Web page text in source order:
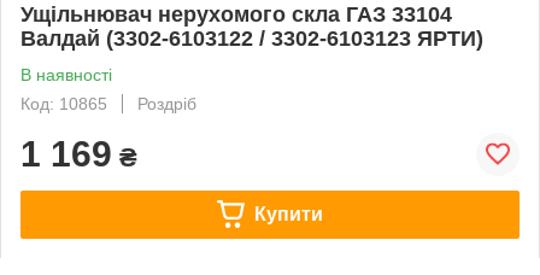
Ущільнювач нерухомого скла ГАЗ 33104
Валдай (3302-6103122 / 3302-6103123 ЯРТИ)
В наявності
Код: 10865
Роздріб
1 169 ₴
Купити